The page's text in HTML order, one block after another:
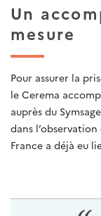
Un
mesure
Pour assurer la
le Cerema
auprès du
dans
France a déjà eu